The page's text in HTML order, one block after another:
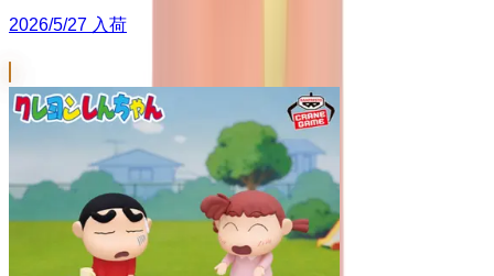
2026/5/27 入荷